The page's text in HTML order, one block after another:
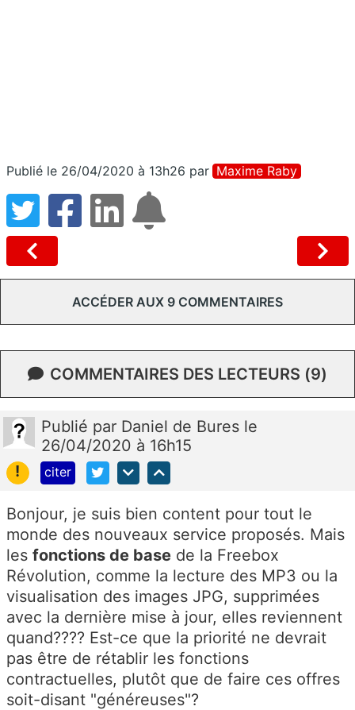
Publié le 26/04/2020 à 13h26 par Maxime Raby
ACCÉDER AUX 9 COMMENTAIRES
COMMENTAIRES DES LECTEURS (9)
Publié par Daniel de Bures le
26/04/2020 à 16h15
!
citer
Bonjour, je suis bien content pour tout le
monde des nouveaux service proposés. Mais
les fonctions de base de la Freebox
Révolution, comme la lecture des MP3 ou la
visualisation des images JPG, supprimées
avec la dernière mise à jour, elles reviennent
quand???? Est-ce que la priorité ne devrait
pas être de rétablir les fonctions
contractuelles, plutôt que de faire ces offres
soit-disant "généreuses"?